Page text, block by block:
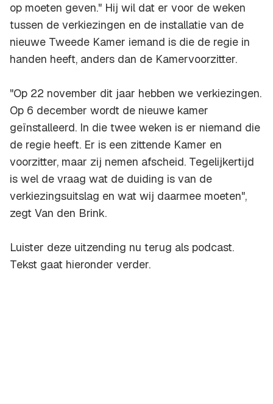
op moeten geven." Hij wil dat er voor de weken
tussen de verkiezingen en de installatie van de
nieuwe Tweede Kamer iemand is die de regie in
handen heeft, anders dan de Kamervoorzitter.
"Op 22 november dit jaar hebben we verkiezingen.
Op 6 december wordt de nieuwe kamer
geïnstalleerd. In die twee weken is er niemand die
de regie heeft. Er is een zittende Kamer en
voorzitter, maar zij nemen afscheid. Tegelijkertijd
is wel de vraag wat de duiding is van de
verkiezingsuitslag en wat wij daarmee moeten",
zegt Van den Brink.
Luister deze uitzending nu terug als podcast.
Tekst gaat hieronder verder.